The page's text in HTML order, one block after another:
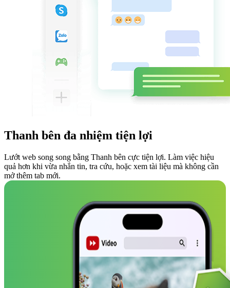
Thanh bên đa nhiệm tiện lợi
Lướt web song song bằng Thanh bên cực tiện lợi. Làm việc hiệu
quả hơn khi vừa nhắn tin, tra cứu, hoặc xem tài liệu mà không cần
mở thêm tab mới.